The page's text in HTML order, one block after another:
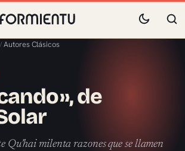
Autores Clásicos
de
Qu’hai milenta razones que se llamen